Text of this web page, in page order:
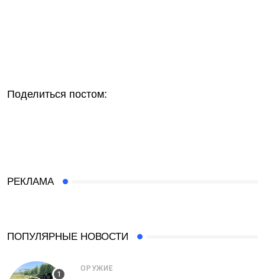
Поделиться постом:
РЕКЛАМА
ПОПУЛЯРНЫЕ НОВОСТИ
ОРУЖИЕ